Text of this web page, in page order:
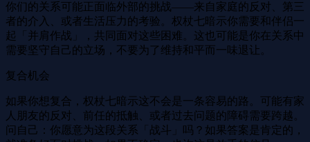
你们的关系可能正面临外部的挑战——来自家庭的反对、第三
者的介入、或者生活压力的考验。权杖七暗示你需要和伴侣一
起「并肩作战」，共同面对这些困难。这也可能是你在关系中
需要坚守自己的立场，不要为了维持和平而一味退让。
复合机会
如果你想复合，权杖七暗示这不会是一条容易的路。可能有家
人朋友的反对、前任的抵触、或者过去问题的障碍需要跨越。
问自己：你愿意为这段关系「战斗」吗？如果答案是肯定的，